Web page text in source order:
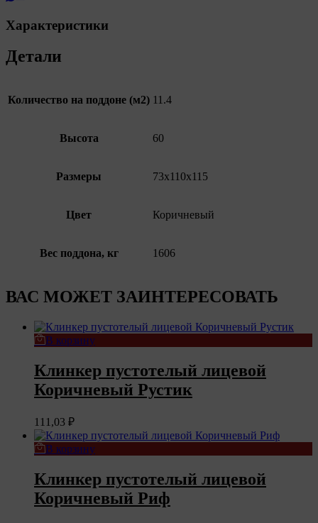
Характеристики
Детали
Количество на поддоне (м2) 11.4
Высота 60
Размеры 73х110х115
Цвет Коричневый
Вес поддона, кг 1606
ВАС МОЖЕТ ЗАИНТЕРЕСОВАТЬ
В корзину
Клинкер пустотелый лицевой
Коричневый Рустик
111,03 ₽
В корзину
Клинкер пустотелый лицевой
Коричневый Риф